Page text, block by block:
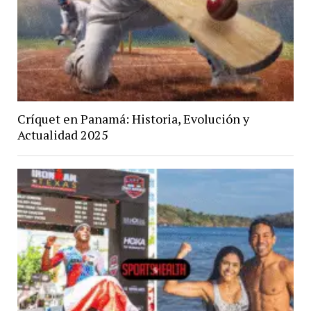
Críquet en Panamá: Historia, Evolución y
Actualidad 2025